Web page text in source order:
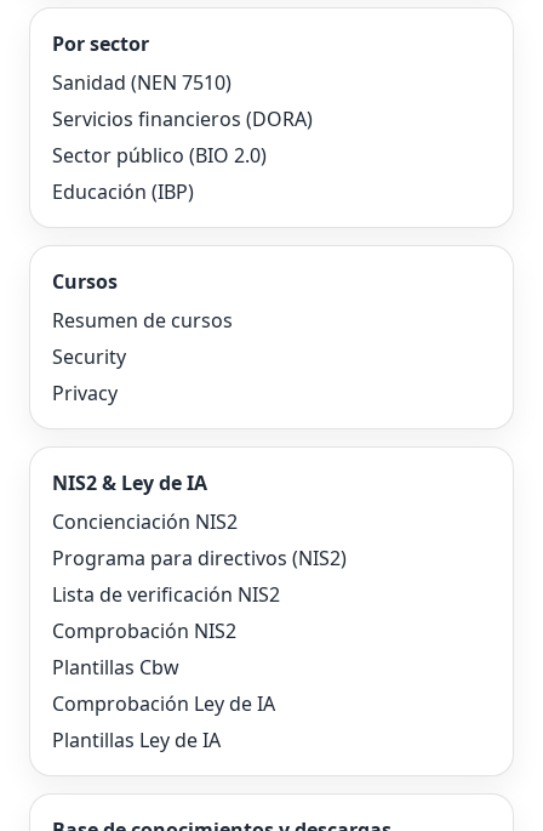
Por sector
Sanidad (NEN 7510)
Servicios financieros (DORA)
Sector público (BIO 2.0)
Educación (IBP)
Cursos
Resumen de cursos
Security
Privacy
NIS2 & Ley de IA
Concienciación NIS2
Programa para directivos (NIS2)
Lista de verificación NIS2
Comprobación NIS2
Plantillas Cbw
Comprobación Ley de IA
Plantillas Ley de IA